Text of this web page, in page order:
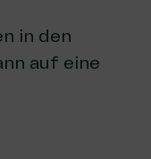
in den
auf eine